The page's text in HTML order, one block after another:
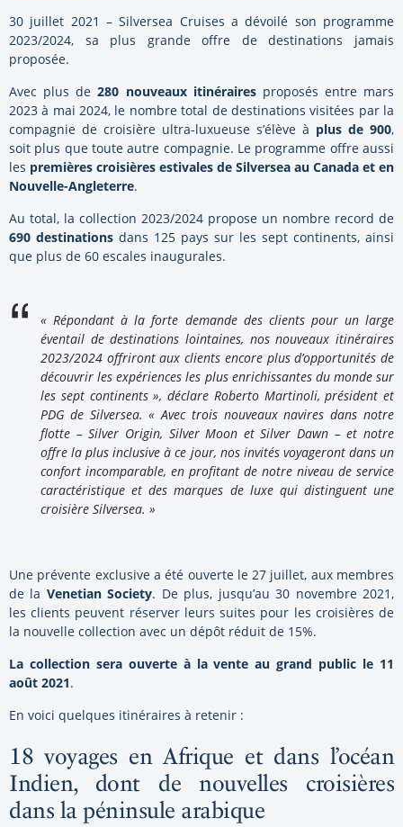
30 juillet 2021 – Silversea Cruises a dévoilé son programme
2023/2024, sa plus grande offre de destinations jamais
proposée.
Avec plus de280 nouveaux itinérairesproposés entre mars
2023 à mai 2024, le nombre total de destinations visitées par la
compagnie de croisière ultra-luxueuse s’élève à plus de 900,
soit plus que toute autre compagnie. Le programme offre aussi
les premières croisières estivales de Silversea au Canada et en
Nouvelle-Angleterre.
Au total, la collection 2023/2024 propose un nombre record de
690 destinations dans 125 pays sur les sept continents, ainsi
que plus de 60 escales inaugurales.
« Répondant à la forte demande des clients pour un large
éventail de destinations lointaines, nos nouveaux itinéraires
2023/2024 offriront aux clients encore plus d’opportunités de
découvrir les expériences les plus enrichissantes du monde sur
les sept continents », déclare Roberto Martinoli, président et
PDG de Silversea. « Avec trois nouveaux navires dans notre
flotte – Silver Origin, Silver Moon et Silver Dawn – et notre
offre la plus inclusive à ce jour, nos invités voyageront dans un
confort incomparable, en profitant de notre niveau de service
caractéristique et des marques de luxe qui distinguent une
croisière Silversea. »
Une prévente exclusive a été ouverte le 27 juillet, aux membres
de la Venetian Society. De plus, jusqu’au 30 novembre 2021,
les clients peuvent réserver leurs suites pour les croisières de
la nouvelle collection avec un dépôt réduit de 15%.
La collection sera ouverte à la vente au grand public le 11
août 2021.
En voici quelques itinéraires à retenir :
18 voyages en Afrique et dans l’océan
Indien, dont de nouvelles croisières
dans la péninsule arabique